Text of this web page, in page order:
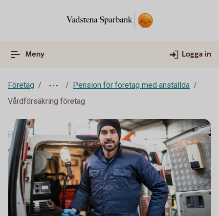
Meny Logga in
Företag
Pension för företag med anställda
Vårdförsäkring företag